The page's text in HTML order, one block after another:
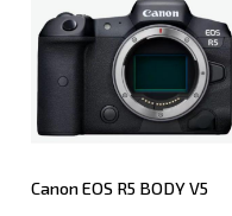
Canon EOS R5 BODY V5